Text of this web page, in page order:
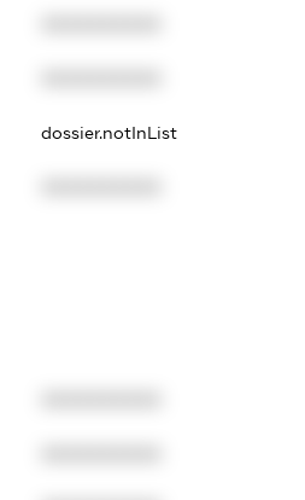
dossier.notInList